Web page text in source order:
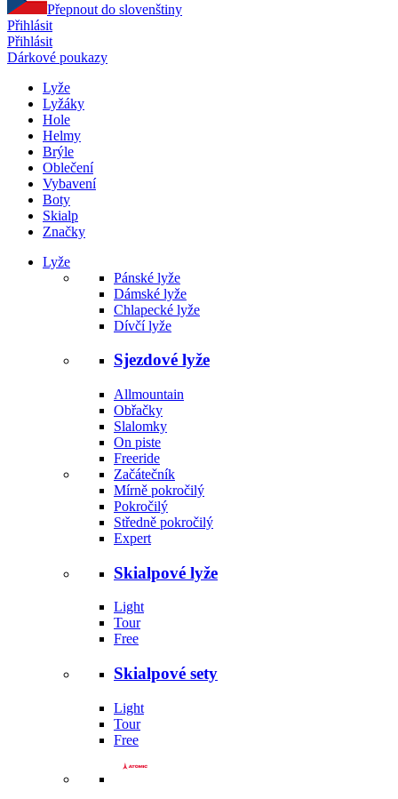
Přepnout do slovenštiny
Přihlásit
Přihlásit
Dárkové poukazy
Lyže
Lyžáky
Hole
Helmy
Brýle
Oblečení
Vybavení
Boty
Skialp
Značky
Lyže
Pánské lyže
Dámské lyže
Chlapecké lyže
Dívčí lyže
Sjezdové lyže
Allmountain
Obřačky
Slalomky
On piste
Freeride
Začátečník
Mírně pokročilý
Pokročilý
Středně pokročilý
Expert
Skialpové lyže
Light
Tour
Free
Skialpové sety
Light
Tour
Free